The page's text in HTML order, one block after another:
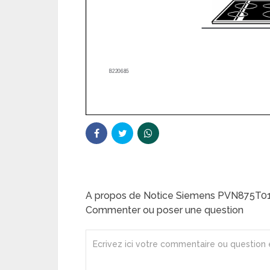
A propos de Notice Siemens
Commenter ou poser une question